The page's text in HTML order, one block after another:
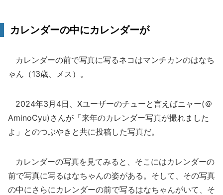
カレンダーの中にカレンダーが
カレンダーの前で写真に写るネコはマンチカンのはなち
ゃん（13歳、メス）。
2024年3月4日、Xユーザーのチューと言えばニャー(＠
AminoCyu)さんが「来年のカレンダー写真が撮れました
よ」とのつぶやきと共に投稿した写真だ。
カレンダーの写真を見てみると、そこにはカレンダーの
前で写真に写るはなちゃんの姿がある。そして、その写真
の中にさらにカレンダーの前で写るはなちゃんがいて、そ